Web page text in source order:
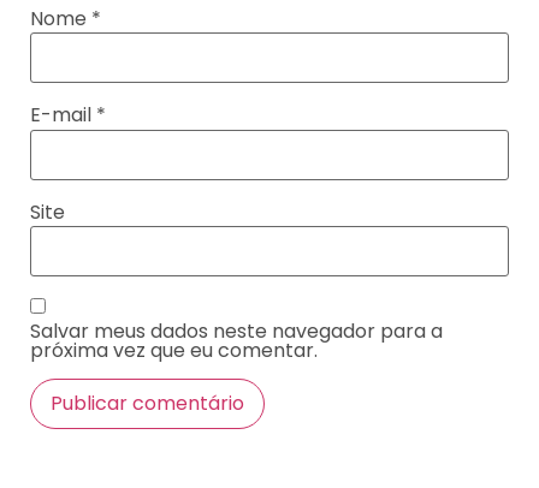
Nome *
E-mail *
Site
Salvar meus dados neste navegador para a
próxima vez que eu comentar.